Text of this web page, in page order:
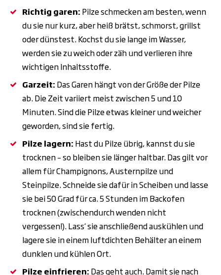
Richtig garen: Pilze schmecken am besten, wenn
du sie nur kurz, aber heiß brätst, schmorst, grillst
oder dünstest. Kochst du sie lange im Wasser,
werden sie zu weich oder zäh und verlieren ihre
wichtigen Inhaltsstoffe.
Garzeit: Das Garen hängt von der Größe der Pilze
ab. Die Zeit variiert meist zwischen 5 und 10
Minuten. Sind die Pilze etwas kleiner und weicher
geworden, sind sie fertig.
Pilze lagern: Hast du Pilze übrig, kannst du sie
trocknen – so bleiben sie länger haltbar. Das gilt vor
allem für Champignons, Austernpilze und
Steinpilze. Schneide sie dafür in Scheiben und lasse
sie bei 50 Grad für ca. 5 Stunden im Backofen
trocknen (zwischendurch wenden nicht
vergessen!). Lass‘ sie anschließend auskühlen und
lagere sie in einem luftdichten Behälter an einem
dunklen und kühlen Ort.
Pilze einfrieren: Das geht auch. Damit sie nach